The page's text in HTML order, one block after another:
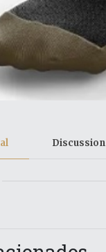
Discussion